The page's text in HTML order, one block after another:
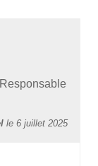
Responsable
le 6 juillet 2025